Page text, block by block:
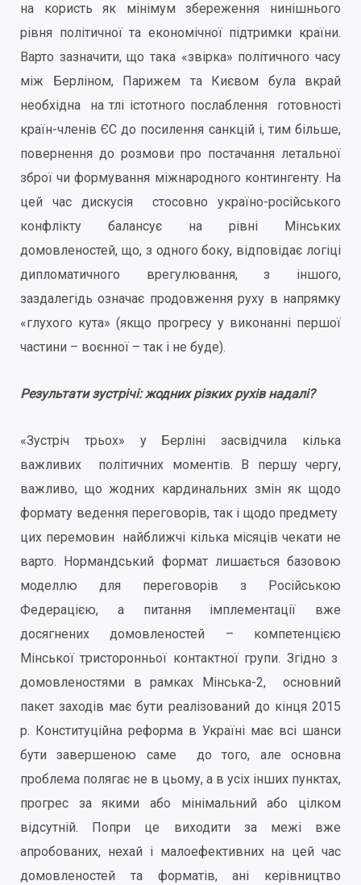
на користь як мінімум збереження нинішнього
рівня політичної та економічної підтримки країни.
Варто зазначити, що така «звірка» політичного часу
між Берліном, Парижем та Києвом була вкрай
необхідна на тлі істотного послаблення готовності
країн-членів ЄС до посилення санкцій і, тим більше,
повернення до розмови про постачання летальної
зброї чи формування міжнародного контингенту. На
цей час дискусія стосовно україно-російського
конфлікту балансує на рівні Мінських
домовленостей, що, з одного боку, відповідає логіці
дипломатичного врегулювання, з іншого,
заздалегідь означає продовження руху в напрямку
«глухого кута» (якщо прогресу у виконанні першої
частини – воєнної – так і не буде).
Результати зустрічі: жодних різких рухів надалі?
«Зустріч трьох» у Берліні засвідчила кілька
важливих політичних моментів. В першу чергу,
важливо, що жодних кардинальних змін як щодо
формату ведення переговорів, так і щодо предмету
цих перемовин найближчі кілька місяців чекати не
варто. Нормандський формат лишається базовою
моделлю для переговорів з Російською
Федерацією, а питання імплементації вже
досягнених домовленостей – компетенцією
Мінської тристоронньої контактної групи. Згідно з
домовленостями в рамках Мінська-2, основний
пакет заходів має бути реалізований до кінця 2015
р. Конституційна реформа в Україні має всі шанси
бути завершеною саме до того, але основна
проблема полягає не в цьому, а в усіх інших пунктах,
прогрес за якими або мінімальний або цілком
відсутній. Попри це виходити за межі вже
апробованих, нехай і малоефективних на цей час
домовленостей та форматів, ані керівництво